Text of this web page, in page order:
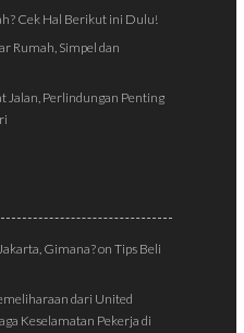
Cek Hal Berikut ini Dulu!
Rumah, Simpel dan
Jalan, Perlindungan Penting
Gimana?onTips Beli
dari United
Keselamatan Pekerja di